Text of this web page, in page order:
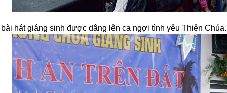
hát giáng sinh được dâng lên ca ngợi tình yêu Thiên